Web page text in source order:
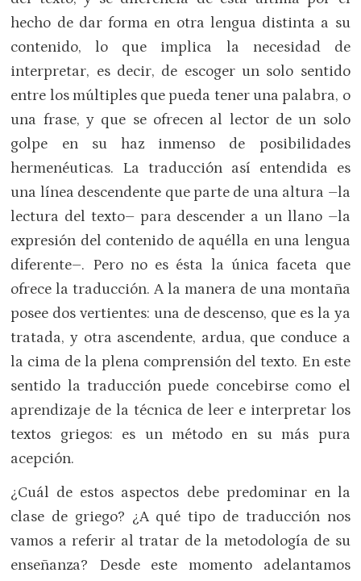
hecho de dar forma en otra lengua distinta a su
contenido, lo que implica la necesidad de
interpretar, es decir, de escoger un solo sentido
entre los múltiples que pueda tener una palabra, o
una frase, y que se ofrecen al lector de un solo
golpe en su haz inmenso de posibilidades
hermenéuticas. La traducción así entendida es
una línea descendente que parte de una altura –la
lectura del texto– para descender a un llano –la
expresión del contenido de aquélla en una lengua
diferente–. Pero no es ésta la única faceta que
ofrece la traducción. A la manera de una montaña
posee dos vertientes: una de descenso, que es la ya
tratada, y otra ascendente, ardua, que conduce a
la cima de la plena comprensión del texto. En este
sentido la traducción puede concebirse como el
aprendizaje de la técnica de leer e interpretar los
textos griegos: es un método en su más pura
acepción.
¿Cuál de estos aspectos debe predominar en la
clase de griego? ¿A qué tipo de traducción nos
vamos a referir al tratar de la metodología de su
enseñanza? Desde este momento adelantamos